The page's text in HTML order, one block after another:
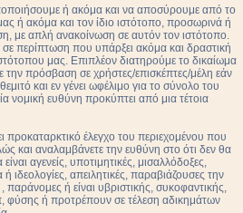
ή ακόμα και να αποσύρουμε από το
ή ακόμα και τον ίδιο ιστότοπο, προσωρινά ή
με απλή ανακοίνωση σε αυτόν τον ιστότοπο.
περίπτωση που υπάρξει ακόμα και δραστική
μας. Επιπλέον διατηρούμε το δικαίωμα
πρόσβαση σε χρήστες/επισκέπτες/μέλη εάν
και εν γένει ωφέλιμο για το σύνολο του
νομική ευθύνη προκύπτει από μια τέτοια
προκαταρκτικό έλεγχο του περιεχομένου που
και αναλαμβάνετε την ευθύνη στο ότι δεν θα
αγενείς, υποτιμητικές, μισαλλόδοξες,
απειλητικές, παραβιάζουσες την
παράνομες ή είναι υβριστικής, συκοφαντικής,
φύσης ή προτρέπουν σε τέλεση αδικημάτων